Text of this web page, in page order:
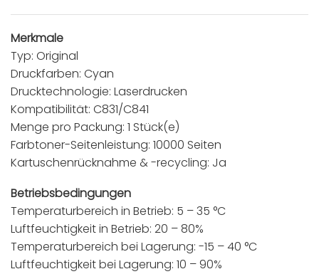
Merkmale
Typ: Original
Druckfarben: Cyan
Drucktechnologie: Laserdrucken
Kompatibilität: C831/C841
Menge pro Packung: 1 Stück(e)
Farbtoner-Seitenleistung: 10000 Seiten
Kartuschenrücknahme & -recycling: Ja
Betriebsbedingungen
Temperaturbereich in Betrieb: 5 – 35 °C
Luftfeuchtigkeit in Betrieb: 20 – 80%
Temperaturbereich bei Lagerung: -15 – 40 °C
Luftfeuchtigkeit bei Lagerung: 10 – 90%